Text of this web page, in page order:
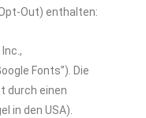
Out) enthalten:
Fonts”). Die
durch einen
in den USA).